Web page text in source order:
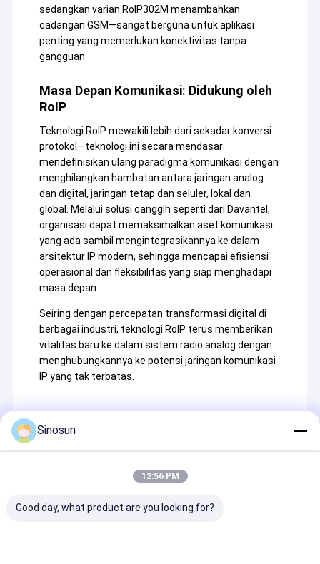
sedangkan varian RoIP302M menambahkan
cadangan GSM—sangat berguna untuk aplikasi
penting yang memerlukan konektivitas tanpa
gangguan.
Masa Depan Komunikasi: Didukung oleh
RoIP
Teknologi RoIP mewakili lebih dari sekadar konversi
protokol—teknologi ini secara mendasar
mendefinisikan ulang paradigma komunikasi dengan
menghilangkan hambatan antara jaringan analog
dan digital, jaringan tetap dan seluler, lokal dan
global. Melalui solusi canggih seperti dari Davantel,
organisasi dapat memaksimalkan aset komunikasi
yang ada sambil mengintegrasikannya ke dalam
arsitektur IP modern, sehingga mencapai efisiensi
operasional dan fleksibilitas yang siap menghadapi
masa depan.
Seiring dengan percepatan transformasi digital di
berbagai industri, teknologi RoIP terus memberikan
vitalitas baru ke dalam sistem radio analog dengan
menghubungkannya ke potensi jaringan komunikasi
IP yang tak terbatas.
Recommended Products
Sinosun
12:56 PM
Good day, what product are you looking for?